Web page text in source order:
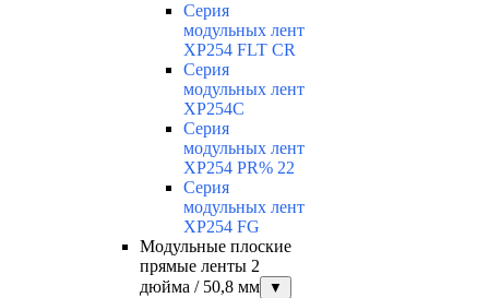
Серия
модульных лент
XP254 FLT CR
Серия
модульных лент
XP254C
Серия
модульных лент
XP254 PR% 22
Серия
модульных лент
XP254 FG
Модульные плоские
прямые ленты 2
дюйма / 50,8 мм
▼